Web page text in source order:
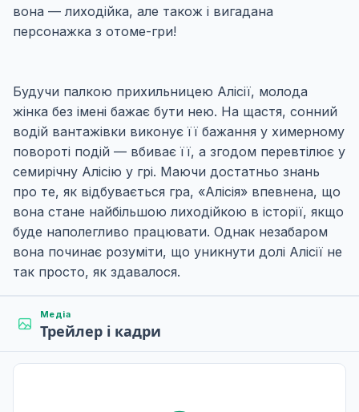
вона — лиходійка, але також і вигадана
персонажка з отоме-гри!
Будучи палкою прихильницею Алісії, молода
жінка без імені бажає бути нею. На щастя, сонний
водій вантажівки виконує її бажання у химерному
повороті подій — вбиває її, а згодом перевтілює у
семирічну Алісію у грі. Маючи достатньо знань
про те, як відбувається гра, «Алісія» впевнена, що
вона стане найбільшою лиходійкою в історії, якщо
буде наполегливо працювати. Однак незабаром
вона починає розуміти, що уникнути долі Алісії не
так просто, як здавалося.
Медіа
Трейлер і кадри